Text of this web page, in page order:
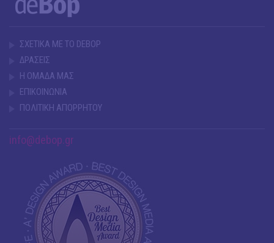
ΣΧΕΤΙΚΑ ΜΕ ΤΟ DEBOP
ΔΡΑΣΕΙΣ
Η ΟΜΑΔΑ ΜΑΣ
ΕΠΙΚΟΙΝΩΝΙΑ
ΠΟΛΙΤΙΚΗ ΑΠΟΡΡΗΤΟΥ
info@debop.gr